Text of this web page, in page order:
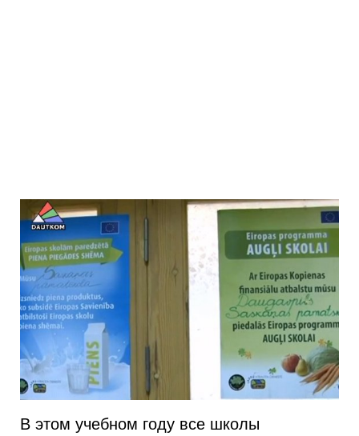
В этом учебном году все школы